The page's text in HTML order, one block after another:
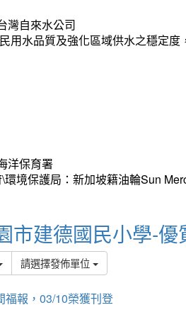
灣自來水公司
用水品質及強化區域供水之穩定
洋保育署
環境保護局：新加坡籍油輪Sun
市建德國民小學-優
請選擇發佈單位
福報，03/10榮獲刊登